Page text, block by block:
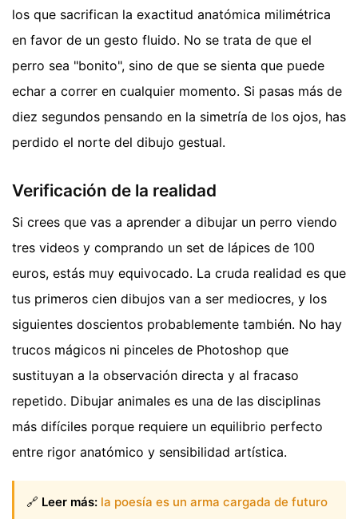
los que sacrifican la exactitud anatómica milimétrica
en favor de un gesto fluido. No se trata de que el
perro sea "bonito", sino de que se sienta que puede
echar a correr en cualquier momento. Si pasas más de
diez segundos pensando en la simetría de los ojos, has
perdido el norte del dibujo gestual.
Verificación de la realidad
Si crees que vas a aprender a dibujar un perro viendo
tres videos y comprando un set de lápices de 100
euros, estás muy equivocado. La cruda realidad es que
tus primeros cien dibujos van a ser mediocres, y los
siguientes doscientos probablemente también. No hay
trucos mágicos ni pinceles de Photoshop que
sustituyan a la observación directa y al fracaso
repetido. Dibujar animales es una de las disciplinas
más difíciles porque requiere un equilibrio perfecto
entre rigor anatómico y sensibilidad artística.
🔗 Leer más: la poesía es un arma cargada de futuro